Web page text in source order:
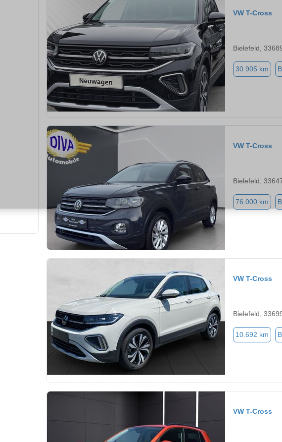
VW T-Cross
Bielefeld,
30.905 km
VW T-Cross
Bielefeld,
76.000 km
VW T-Cross
Bielefeld,
10.692 km
VW T-Cross